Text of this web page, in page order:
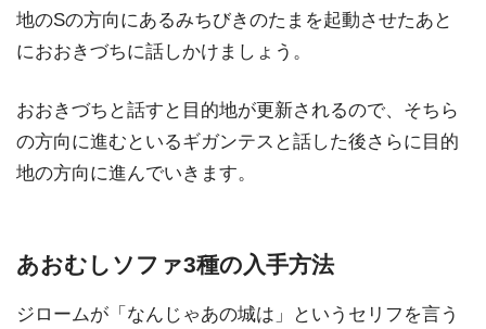
地のSの方向にあるみちびきのたまを起動させたあと
におおきづちに話しかけましょう。
おおきづちと話すと目的地が更新されるので、そちら
の方向に進むといるギガンテスと話した後さらに目的
地の方向に進んでいきます。
あおむしソファ3種の入手方法
ジロームが「なんじゃあの城は」というセリフを言う